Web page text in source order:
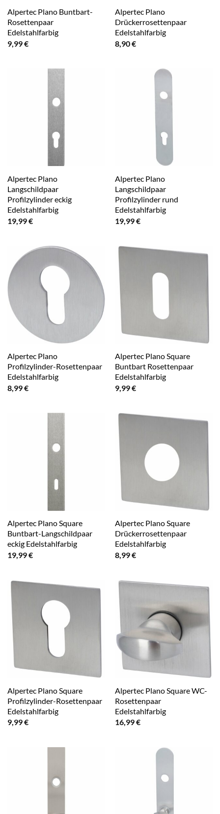
Alpertec Plano Buntbart-
Rosettenpaar
Edelstahlfarbig
9,99€
Alpertec Plano
Drückerrosettenpaar
Edelstahlfarbig
8,90€
Alpertec Plano
Langschildpaar
Profilzylinder eckig
Edelstahlfarbig
19,99€
Alpertec Plano
Langschildpaar
Profilzylinder rund
Edelstahlfarbig
19,99€
Alpertec Plano
Profilzylinder-Rosettenpaar
Edelstahlfarbig
8,99€
Alpertec Plano Square
Buntbart Rosettenpaar
Edelstahlfarbig
9,99€
Alpertec Plano Square
Buntbart-Langschildpaar
eckig Edelstahlfarbig
19,99€
Alpertec Plano Square
Drückerrosettenpaar
Edelstahlfarbig
8,99€
Alpertec Plano Square
Profilzylinder-Rosettenpaar
Edelstahlfarbig
9,99€
Alpertec Plano Square WC-
Rosettenpaar
Edelstahlfarbig
16,99€